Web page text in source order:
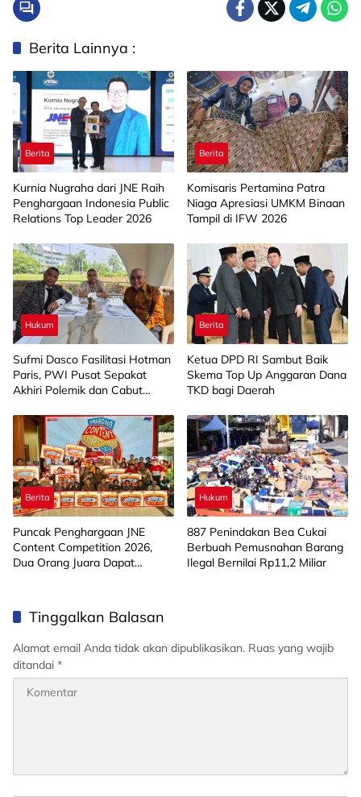
Berita Lainnya :
Berita
Kurnia Nugraha dari JNE Raih
Penghargaan Indonesia Public
Relations Top Leader 2026
Berita
Komisaris Pertamina Patra
Niaga Apresiasi UMKM Binaan
Tampil di IFW 2026
Hukum
Sufmi Dasco Fasilitasi Hotman
Paris, PWI Pusat Sepakat
Akhiri Polemik dan Cabut
Berita
Ketua DPD RI Sambut Baik
Skema Top Up Anggaran Dana
TKD bagi Daerah
Berita
Puncak Penghargaan JNE
Content Competition 2026,
Dua Orang Juara Dapat
Hukum
887 Penindakan Bea Cukai
Berbuah Pemusnahan Barang
Ilegal Bernilai Rp11,2 Miliar
Tinggalkan Balasan
Alamat email Anda tidak akan dipublikasikan. Ruas yang wajib
ditandai *